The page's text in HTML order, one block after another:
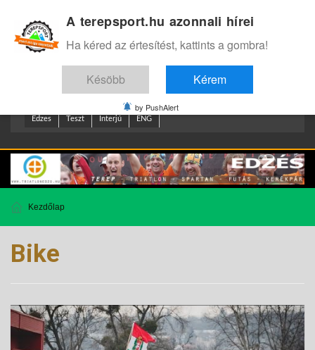
Edzes Teszt Interjú ENG
Kezdőlap
Bike
A terepsport.hu azonnali hírei
Ha kéred az értesítést, kattints a gombra!
Késöbb Kérem
by PushAlert